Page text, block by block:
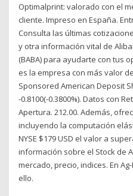
Optimalprint: valorado con el
cliente. Impreso en España.
Consulta las últimas
y otra información vital de
(BABA) para ayudarte con tus
es la empresa con más valor
Sponsored American Deposit
-0.8100(-0.3800%). Datos con
Apertura. 212.00. Además,
incluyendo la computación
NYSE $179 USD el valor a
información sobre el Stock de
mercado, precio, indices. En
ello.